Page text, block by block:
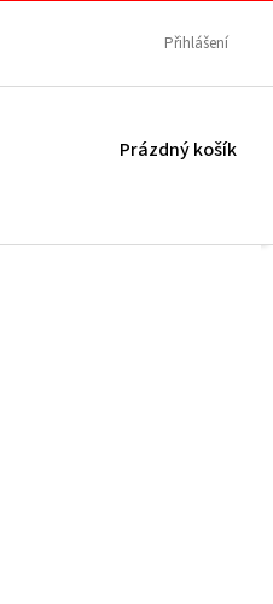
Přihlášení
NÁKUPNÍ
Prázdný košík